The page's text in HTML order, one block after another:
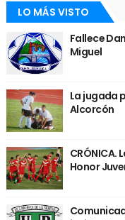
LO MÁS VISTO
Fallece
Miguel
La jugada
Alcorcón
CRÓNICA.
Honor